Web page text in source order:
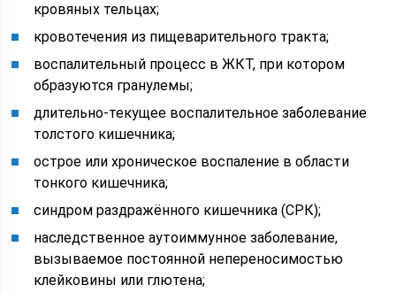
кровяных тельцах;
кровотечения из пищеварительного тракта;
воспалительный процесс в ЖКТ, при котором
образуются гранулемы;
длительно-текущее воспалительное заболевание
толстого кишечника;
острое или хроническое воспаление в области
тонкого кишечника;
синдром раздражённого кишечника (СРК);
наследственное аутоиммунное заболевание,
вызываемое постоянной непереносимостью
клейковины или глютена;